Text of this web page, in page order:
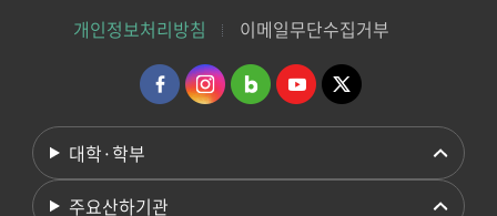
개인정보처리방침 이메일무단수집거부
대학·학부
주요산하기관